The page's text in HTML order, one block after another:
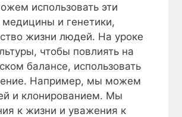
использовать эти
медицины и генетики,
жизни людей. На уроке
чтобы повлиять на
балансе, использовать
Например, мы можем
и клонированием. Мы
к жизни и уважения к